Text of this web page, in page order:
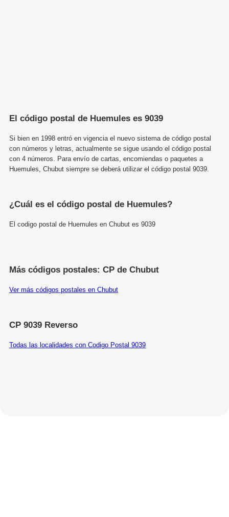
El código postal de Huemules es 9039
Si bien en 1998 entró en vigencia el nuevo sistema de código postal
con números y letras, actualmente se sigue usando el código postal
con 4 números. Para envío de cartas, encomiendas o paquetes a
Huemules, Chubut siempre se deberá utilizar el código postal 9039.
¿Cuál es el código postal de Huemules?
El codigo postal de Huemules en Chubut es 9039
Más códigos postales: CP de Chubut
Ver más códigos postales en Chubut
CP 9039 Reverso
Todas las localidades con Codigo Postal 9039